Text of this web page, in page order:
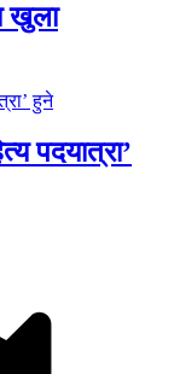
खुला
पदयात्रा’